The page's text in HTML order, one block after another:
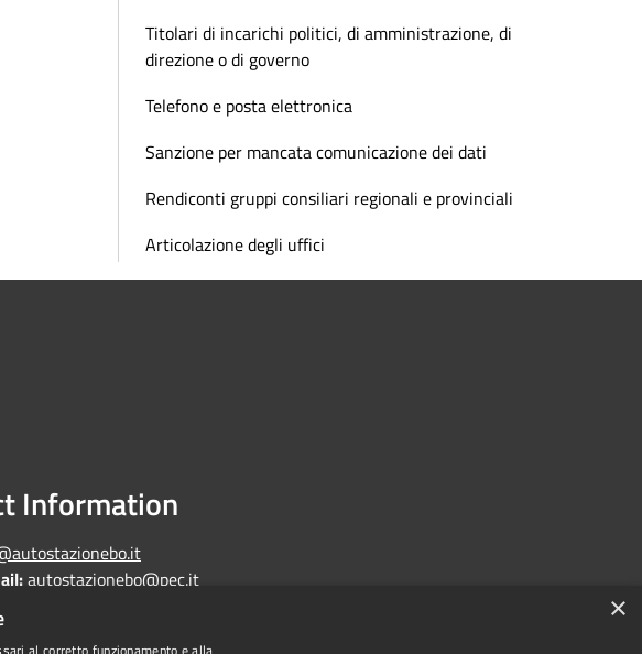
Titolari di incarichi politici, di amministrazione, di
direzione o di governo
Telefono e posta elettronica
Sanzione per mancata comunicazione dei dati
Rendiconti gruppi consiliari regionali e provinciali
Articolazione degli uffici
Information
autostazionebo@pec.it
×